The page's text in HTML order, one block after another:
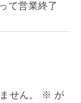
て営業終了
せん。 ※ が